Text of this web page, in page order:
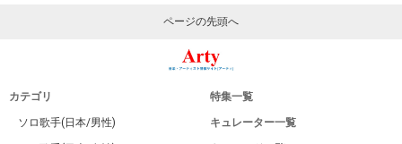
ページの先頭へ
カテゴリ
ソロ歌手(日本/男性)
特集一覧
キュレーター一覧